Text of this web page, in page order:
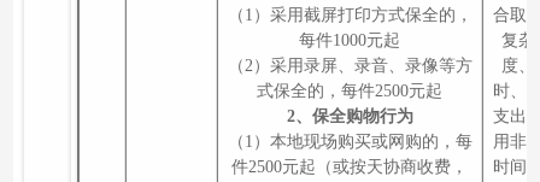
（1）采用截屏打印方式保全的，
每件1000元起
（2）采用录屏、录音、录像等方
式保全的，每件2500元起
2、保全购物行为
（1）本地现场购买或网购的，每
件2500元起（或按天协商收费，
合取
复杂
度、
时、
支出
用非
时间